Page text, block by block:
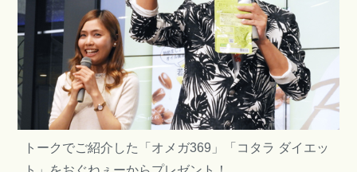
トークでご紹介した「オメガ369」「コタラ ダイエッ